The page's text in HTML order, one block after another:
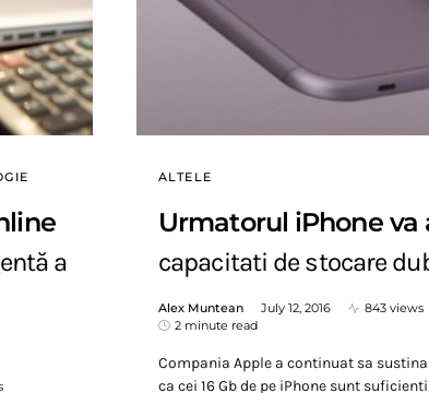
a
ALTELE
Urmatorul iPhone va
capacitati de stocare
Alex Muntean July 12, 2016
843 views
2 minute read
Compania Apple a continuat sa
ca cei 16 Gb de pe iPhone sunt